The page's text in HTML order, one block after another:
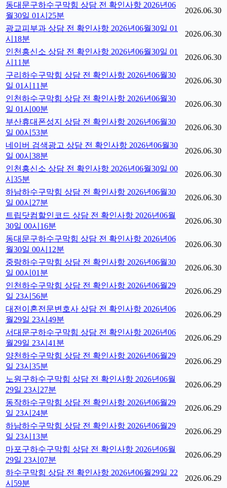
동대문구하수구막힘 상담 전 확인사항 2026년06
월30일 01시25분
2026.06.30
광교피부과 상담 전 확인사항 2026년06월30일 01
시18분
2026.06.30
인천흥신소 상담 전 확인사항 2026년06월30일 01
시11분
2026.06.30
구리하수구막힘 상담 전 확인사항 2026년06월30
일 01시11분
2026.06.30
인천하수구막힘 상담 전 확인사항 2026년06월30
일 01시00분
2026.06.30
부산휴대폰성지 상담 전 확인사항 2026년06월30
일 00시53분
2026.06.30
네이버 검색광고 상담 전 확인사항 2026년06월30
일 00시38분
2026.06.30
인천흥신소 상담 전 확인사항 2026년06월30일 00
시35분
2026.06.30
하남하수구막힘 상담 전 확인사항 2026년06월30
일 00시27분
2026.06.30
트립닷컴할인코드 상담 전 확인사항 2026년06월
30일 00시16분
2026.06.30
동대문구하수구막힘 상담 전 확인사항 2026년06
월30일 00시12분
2026.06.30
중랑하수구막힘 상담 전 확인사항 2026년06월30
일 00시01분
2026.06.30
인천하수구막힘 상담 전 확인사항 2026년06월29
일 23시56분
2026.06.29
대전이혼전문변호사 상담 전 확인사항 2026년06
월29일 23시49분
2026.06.29
서대문구하수구막힘 상담 전 확인사항 2026년06
월29일 23시41분
2026.06.29
양천하수구막힘 상담 전 확인사항 2026년06월29
일 23시35분
2026.06.29
노원구하수구막힘 상담 전 확인사항 2026년06월
29일 23시27분
2026.06.29
동작하수구막힘 상담 전 확인사항 2026년06월29
일 23시24분
2026.06.29
하남하수구막힘 상담 전 확인사항 2026년06월29
일 23시13분
2026.06.29
마포구하수구막힘 상담 전 확인사항 2026년06월
29일 23시07분
2026.06.29
하수구막힘 상담 전 확인사항 2026년06월29일 22
시59분
2026.06.29